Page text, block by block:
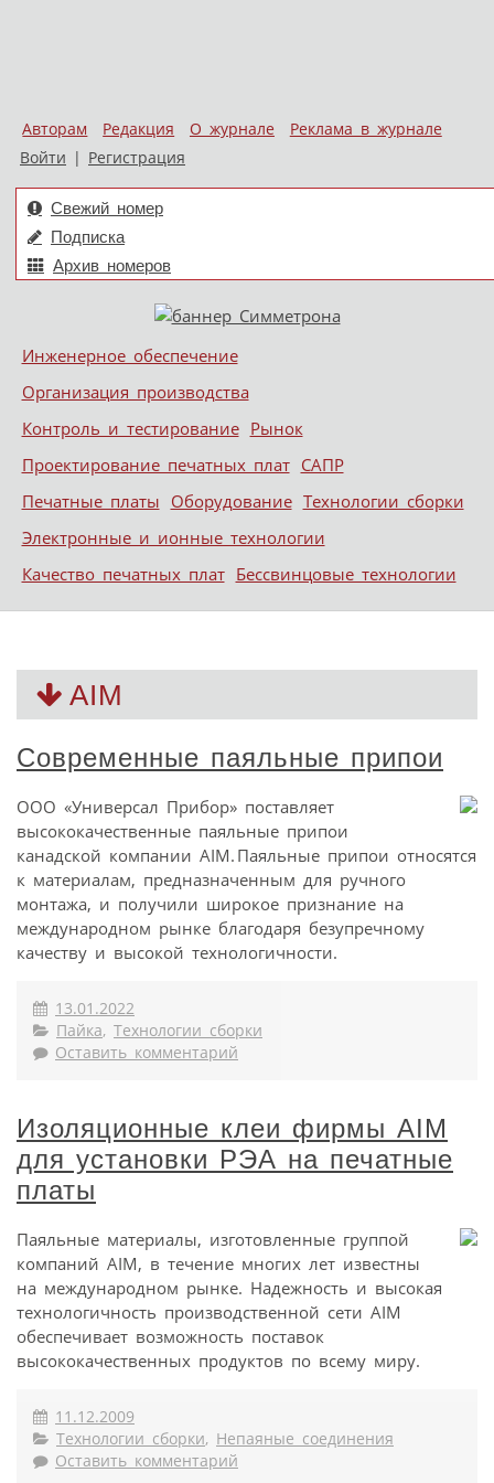
Авторам Редакция О журнале
Реклама в журнале
Войти | Регистрация
Свежий номер
Подписка
Архив номеров
Меню
Skip to content
Инженерное обеспечение
Организация производства
Контроль и тестирование Рынок
Проектирование печатных плат САПР
Печатные платы Оборудование Технологии сборки
Электронные и ионные технологии
Качество печатных плат Бессвинцовые технологии
AIM
Современные паяльные припои
ООО «Универсал Прибор» поставляет
высококачественные паяльные припои
канадской компании AIM. Паяльные припои относятся
к материалам, предназначенным для ручного
монтажа, и получили широкое признание на
международном рынке благодаря безупречному
качеству и высокой технологичности.
13.01.2022
Пайка, Технологии сборки
Оставить комментарий
Изоляционные клеи фирмы AIM
для установки РЭА на печатные
платы
Паяльные материалы, изготовленные группой
компаний AIM, в течение многих лет известны
на международном рынке. Надежность и высокая
технологичность производственной сети AIM
обеспечивает возможность поставок
высококачественных продуктов по всему миру.
11.12.2009
Технологии сборки, Непаяные соединения
Оставить комментарий